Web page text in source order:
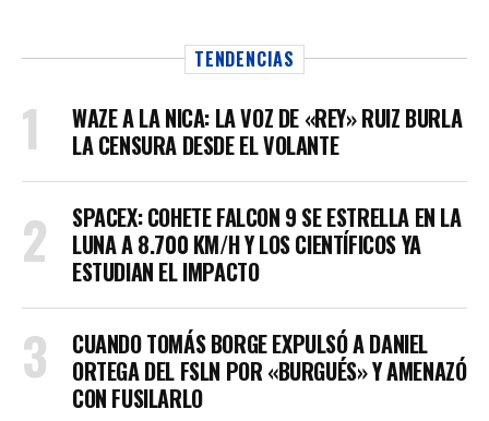
TENDENCIAS
WAZE A LA NICA: LA VOZ DE «REY» RUIZ BURLA
LA CENSURA DESDE EL VOLANTE
SPACEX: COHETE FALCON 9 SE ESTRELLA EN LA
LUNA A 8.700 KM/H Y LOS CIENTÍFICOS YA
ESTUDIAN EL IMPACTO
CUANDO TOMÁS BORGE EXPULSÓ A DANIEL
ORTEGA DEL FSLN POR «BURGUÉS» Y AMENAZÓ
CON FUSILARLO